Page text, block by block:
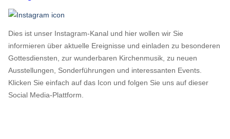
Dies ist unser Instagram-Kanal und hier wollen wir Sie
informieren über aktuelle Ereignisse und einladen zu besonderen
Gottesdiensten, zur wunderbaren Kirchenmusik, zu neuen
Ausstellungen, Sonderführungen und interessanten Events.
Klicken Sie einfach auf das Icon und folgen Sie uns auf dieser
Social Media-Plattform.